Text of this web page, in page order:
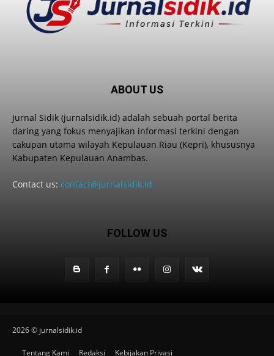
ABOUT US
Jurnal Sidik (jurnalsidik.id) adalah sebuah portal berita
daring yang fokus menyajikan informasi terkini dengan
cakupan utama wilayah Kepulauan Riau (Kepri), khususnya
Kabupaten Kepulauan Anambas.
Contact us: contact@jurnalsidik.id
FOLLOW US
2026 © jurnalsidik.id
Tentang Kami Redaksi Kebijakan Privasi